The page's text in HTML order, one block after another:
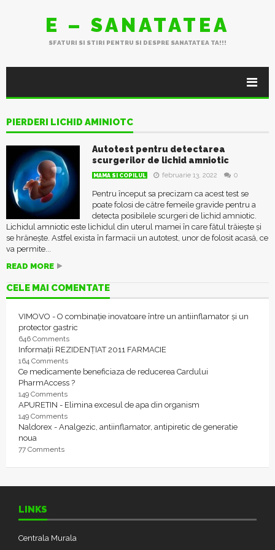
E – SANATATEA
SFATURI SI STIRI PENTRU SI DESPRE SANATATEA TA!!!
PIERDERI LICHID AMINIOTC
Autotest pentru detectarea
scurgerilor de lichid amniotic
MAMA SI COPILUL februarie 13, 2022 0
Pentru început sa precizam ca acest test se
poate folosi de către femeile gravide pentru a
detecta posibilele scurgeri de lichid amniotic.
Lichidul amniotic este lichidul din uterul mamei în care fătul trăiește și
se hrănește. Astfel exista în farmacii un autotest, unor de folosit acasă, ce
va permite...
READ MORE
CELE MAI COMENTATE
VIMOVO - O combinație inovatoare între un antiinflamator și un
protector gastric
646 Comments
Informații REZIDENȚIAT 2011 FARMACIE
164 Comments
Ce medicamente beneficiaza de reducerea Cardului
PharmAccess ?
149 Comments
APURETIN - Elimina excesul de apa din organism
149 Comments
Naldorex - Analgezic, antiinflamator, antipiretic de generatie
noua
77 Comments
LINKS
Centrala Murala